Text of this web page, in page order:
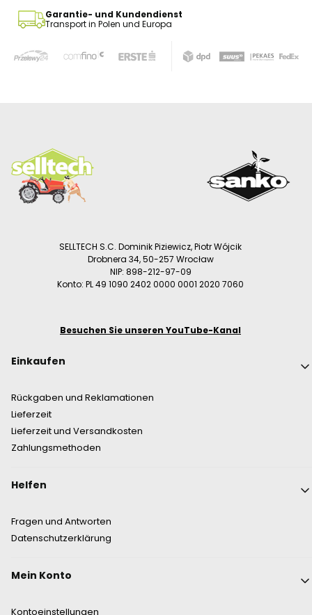
Garantie- und Kundendienst
Transport in Polen und Europa
SELLTECH S.C. Dominik Piziewicz, Piotr Wójcik
Drobnera 34, 50-257 Wrocław
NIP: 898-212-97-09
Konto: PL 49 1090 2402 0000 0001 2020 7060
Besuchen Sie unseren YouTube-Kanal
Fußzeilenmenü
Einkaufen
Rückgaben und Reklamationen
Lieferzeit
Lieferzeit und Versandkosten
Zahlungsmethoden
Helfen
Fragen und Antworten
Datenschutzerklärung
Mein Konto
Kontoeinstellungen